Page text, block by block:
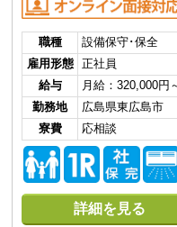
職種
設備保守･保全
雇用形態
正社員
給与
月給：320,000
勤務地
広島県東広島市
寮費
応相談
詳細を見る